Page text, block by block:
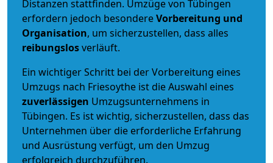
Distanzen stattfinden. Umzüge von Tübingen
erfordern jedoch besondereVorbereitung und
Organisation, um sicherzustellen, dass alles
reibungslosverläuft.
Ein wichtiger Schritt bei der Vorbereitung eines
Umzugs nach Friesoythe ist die Auswahl eines
zuverlässigen Umzugsunternehmens in
Tübingen. Es ist wichtig, sicherzustellen, dass das
Unternehmen über die erforderliche Erfahrung
und Ausrüstung verfügt, um den Umzug
erfolgreich durchzuführen.